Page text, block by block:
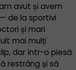
avut și avem
de la sportivi
și mari
mai mulți
dar într-o piesă
restrâng și să